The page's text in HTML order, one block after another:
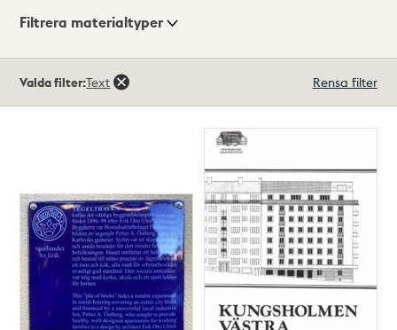
Visningsläge
Filtrera materialtyper
träffar
Valda filter:Text Rensa filter